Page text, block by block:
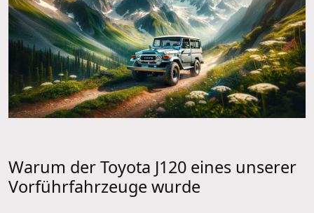
Warum der Toyota J120 eines unserer
Vorführfahrzeuge wurde